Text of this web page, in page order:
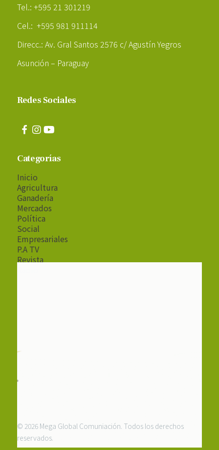
Tel.: +595 21 301219
Cel.: +595 981 911114
Direcc.: Av. Gral Santos 2576 c/ Agustín Yegros
Asunción – Paraguay
Redes Sociales
Categorías
Inicio
Agricultura
Ganadería
Mercados
Política
Social
Empresariales
P.A TV
Revista
© 2026 Mega Global Comuniación. Todos los derechos
reservados.